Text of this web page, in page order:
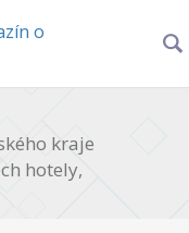
o
kraje
hotely,